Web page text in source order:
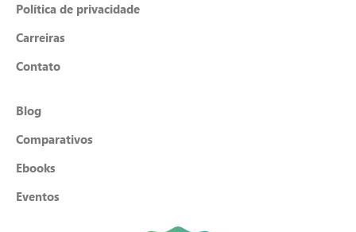
Política de privacidade
Carreiras
Contato
Blog
Comparativos
Ebooks
Eventos